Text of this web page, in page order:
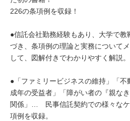
226の条項例を収録！
●信託会社勤務経験もあり、大学で
づき、条項例の理論と実務について
して、図解付きでわかりやすく解説。
●「ファミリービジネスの維持」「
成年の受益者」「障がい者の『親な
関係」… 民事信託契約での様々なケ
項例を収録。